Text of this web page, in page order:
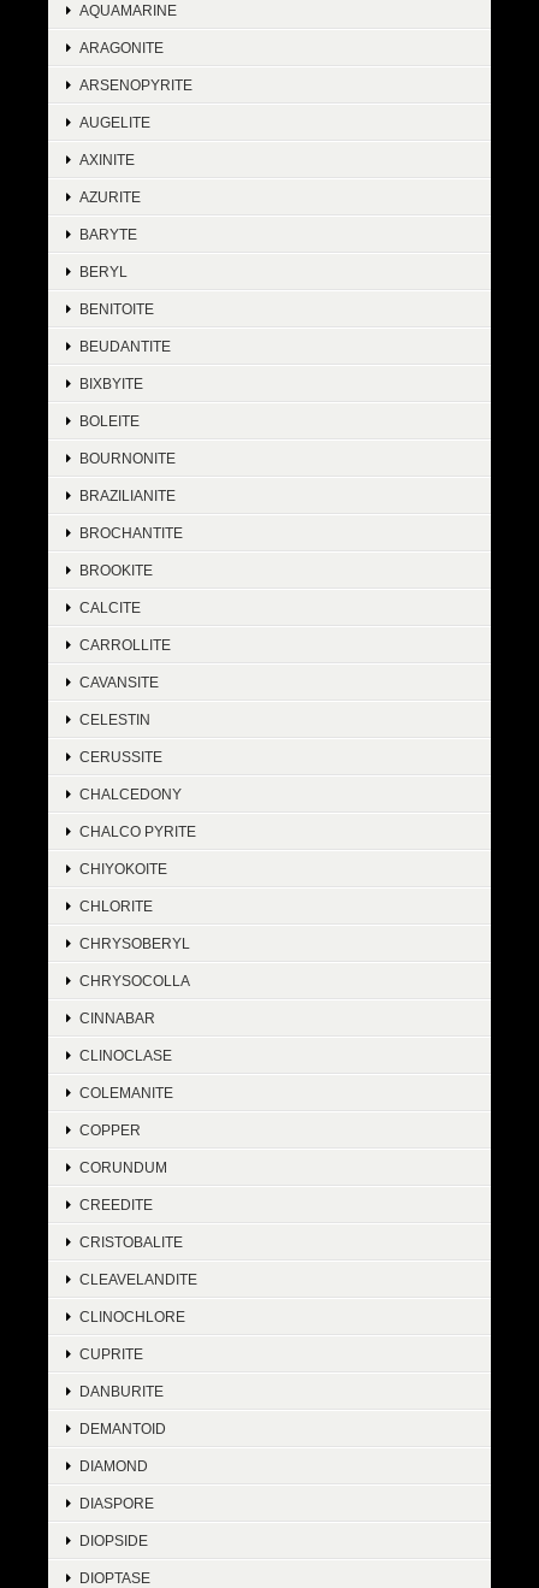
AQUAMARINE
ARAGONITE
ARSENOPYRITE
AUGELITE
AXINITE
AZURITE
BARYTE
BERYL
BENITOITE
BEUDANTITE
BIXBYITE
BOLEITE
BOURNONITE
BRAZILIANITE
BROCHANTITE
BROOKITE
CALCITE
CARROLLITE
CAVANSITE
CELESTIN
CERUSSITE
CHALCEDONY
CHALCO PYRITE
CHIYOKOITE
CHLORITE
CHRYSOBERYL
CHRYSOCOLLA
CINNABAR
CLINOCLASE
COLEMANITE
COPPER
CORUNDUM
CREEDITE
CRISTOBALITE
CLEAVELANDITE
CLINOCHLORE
CUPRITE
DANBURITE
DEMANTOID
DIAMOND
DIASPORE
DIOPSIDE
DIOPTASE